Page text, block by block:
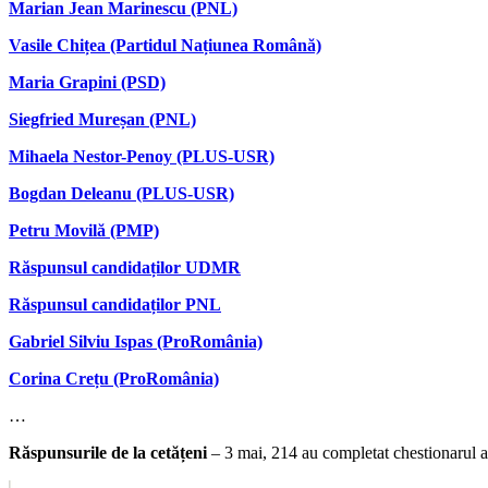
Marian Jean Marinescu (PNL)
Vasile Chițea (Partidul Națiunea Română)
Maria Grapini (PSD)
Siegfried Mureșan (PNL)
Mihaela Nestor-Penoy (PLUS-USR)
Bogdan Deleanu (PLUS-USR)
Petru Movilă (PMP)
Răspunsul candidaților UDMR
Răspunsul candidaților PNL
Gabriel Silviu Ispas (ProRomânia)
Corina Crețu (ProRomânia)
…
Răspunsurile de la cetățeni – 3 mai, 214 au completat chestionarul